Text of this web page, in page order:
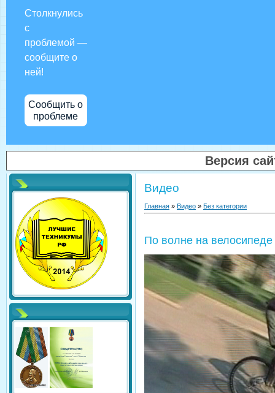
Столкнулись
с
проблемой —
сообщите о
ней!
Сообщить о
проблеме
Версия
Видео
Главная » Видео » Без категории
По волне на велосипеде